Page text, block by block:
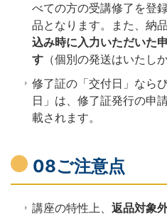
べての方の受講修了を登
品となります。また、納品
込み時に入力いただいた
す （個別の発送はいたし
修了証の「交付日」なら
日」は、修了証発行の申
載されます。
08ご注意点
講座の特性上、 返品対象